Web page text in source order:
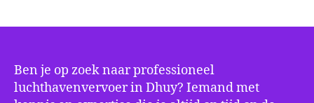
Ben je op zoek naar professioneel
luchthavenvervoer in Dhuy? Iemand met